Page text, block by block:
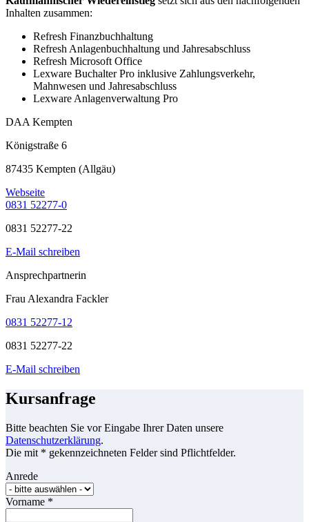
Inhalten zusammen:
Refresh Finanzbuchhaltung
Refresh Anlagenbuchhaltung und Jahresabschluss
Refresh Microsoft Office
Lexware Buchalter Pro inklusive Zahlungsverkehr,
Mahnwesen und Jahresabschluss
Lexware Anlagenverwaltung Pro
DAA Kempten
Königstraße 6
87435 Kempten (Allgäu)
Webseite
0831 52277-0
0831 52277-22
E-Mail schreiben
Ansprechpartnerin
Frau Alexandra Fackler
0831 52277-12
0831 52277-22
E-Mail schreiben
Kursanfrage
Bitte beachten Sie vor Eingabe Ihrer Daten unsere
Datenschutzerklärung.
Die mit * gekennzeichneten Felder sind Pflichtfelder.
Anrede
Vorname *